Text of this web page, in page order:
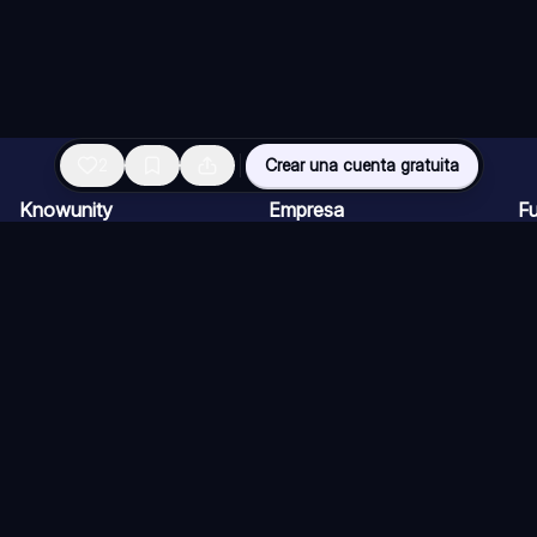
Crear una cuenta gratuita
Knowunity Empresa